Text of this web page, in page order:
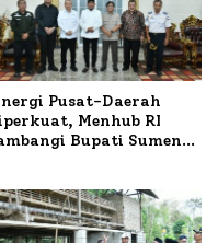
Pusat-Daerah
Menhub RI
Bupati Sumenep